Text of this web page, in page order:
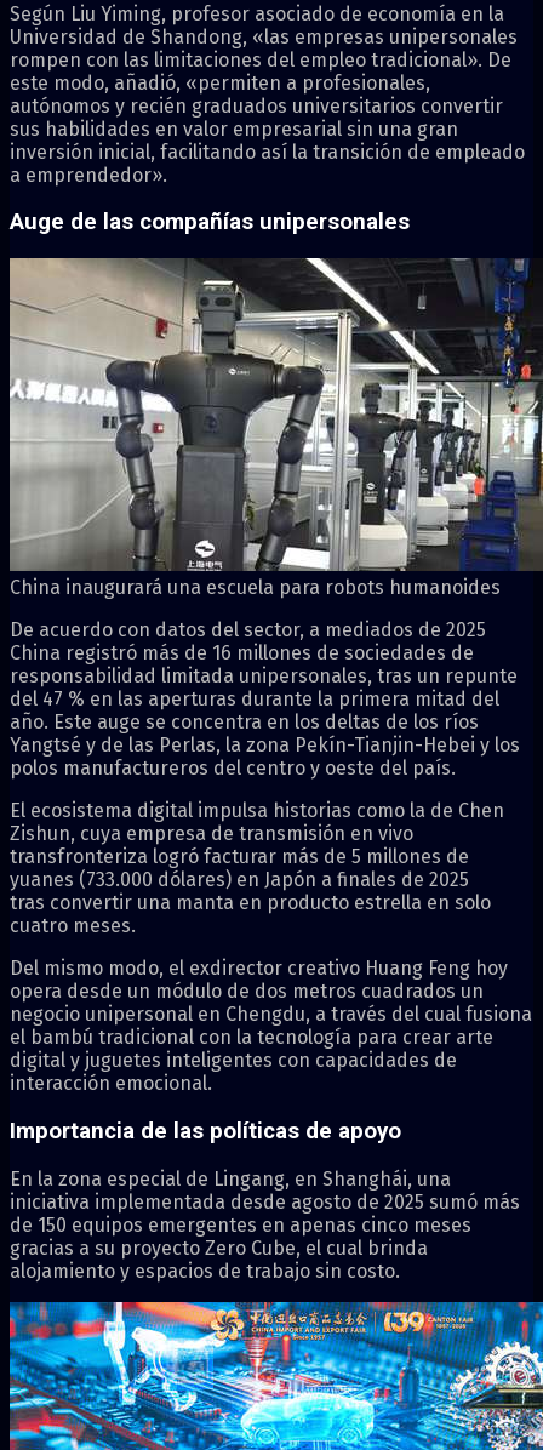
Según Liu Yiming, profesor asociado de economía en la
Universidad de Shandong, «las empresas unipersonales
rompen con las limitaciones del empleo tradicional». De
este modo, añadió, «permiten a profesionales,
autónomos y recién graduados universitarios convertir
sus habilidades en valor empresarial sin una gran
inversión inicial, facilitando así la transición de empleado
a emprendedor».
Auge de las compañías unipersonales
China inaugurará una escuela para robots humanoides
De acuerdo con datos del sector, a mediados de 2025
China registró más de 16 millones de sociedades de
responsabilidad limitada unipersonales, tras un repunte
del 47 % en las aperturas durante la primera mitad del
año. Este auge se concentra en los deltas de los ríos
Yangtsé y de las Perlas, la zona Pekín-Tianjin-Hebei y los
polos manufactureros del centro y oeste del país.
El ecosistema digital impulsa historias como la de Chen
Zishun, cuya empresa de transmisión en vivo
transfronteriza logró facturar más de 5 millones de
yuanes (733.000 dólares) en Japón a finales de 2025
tras convertir una manta en producto estrella en solo
cuatro meses.
Del mismo modo, el exdirector creativo Huang Feng hoy
opera desde un módulo de dos metros cuadrados un
negocio unipersonal en Chengdu, a través del cual fusiona
el bambú tradicional con la tecnología para crear arte
digital y juguetes inteligentes con capacidades de
interacción emocional.
Importancia de las políticas de apoyo
En la zona especial de Lingang, en Shanghái, una
iniciativa implementada desde agosto de 2025 sumó más
de 150 equipos emergentes en apenas cinco meses
gracias a su proyecto Zero Cube, el cual brinda
alojamiento y espacios de trabajo sin costo.